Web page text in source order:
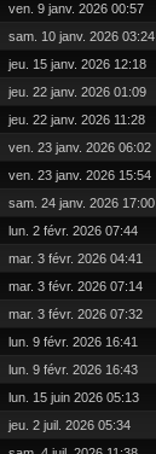
ven. 9 janv. 2026 00:57
sam. 10 janv. 2026 03:24
jeu. 15 janv. 2026 12:18
jeu. 22 janv. 2026 01:09
jeu. 22 janv. 2026 11:28
ven. 23 janv. 2026 06:02
ven. 23 janv. 2026 15:54
sam. 24 janv. 2026 17:00
lun. 2 févr. 2026 07:44
mar. 3 févr. 2026 04:41
mar. 3 févr. 2026 07:14
mar. 3 févr. 2026 07:32
lun. 9 févr. 2026 16:41
lun. 9 févr. 2026 16:43
lun. 15 juin 2026 05:13
jeu. 2 juil. 2026 05:34